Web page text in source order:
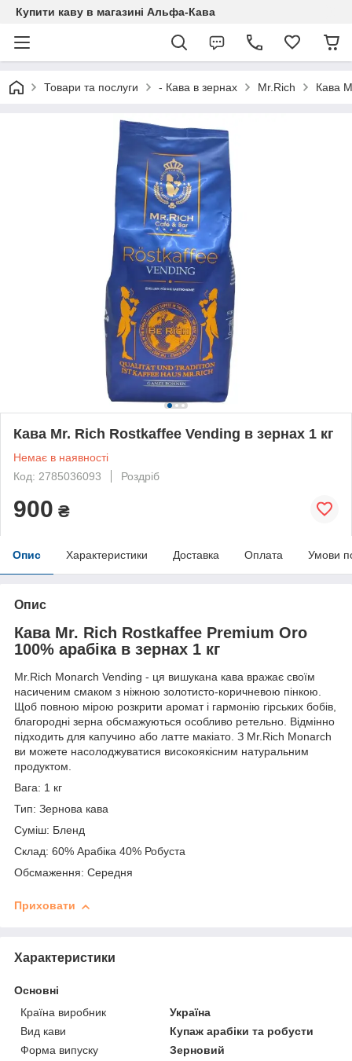
Купити каву в магазині Альфа-Кава
Товари та послуги - Кава в зернах Mr.Rich Кава
Кава Mr. Rich Rostkaffee Vending в зернах 1 кг
Немає в наявності
Код: 2785036093
Роздріб
900 ₴
Опис Характеристики Доставка Оплата Умови
Опис
Кава Mr. Rich Rostkaffee Premium Oro
100% арабіка в зернах 1 кг
Mr.Rich Monarch Vending - ця вишукана кава вражає своїм
насиченим смаком з ніжною золотисто-коричневою пінкою.
Щоб повною мірою розкрити аромат і гармонію гірських бобів,
благородні зерна обсмажуються особливо ретельно. Відмінно
підходить для капучино або латте макіато. З Mr.Rich Monarch
ви можете насолоджуватися високоякісним натуральним
продуктом.
Вага: 1 кг
Тип: Зернова кава
Суміш: Бленд
Склад: 60% Арабіка 40% Робуста
Обсмаження: Середня
Приховати
Характеристики
Основні
Країна виробник
Україна
Вид кави
Купаж арабіки та робусти
Форма випуску
Зерновий